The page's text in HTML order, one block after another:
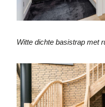
Witte dichte basistrap met